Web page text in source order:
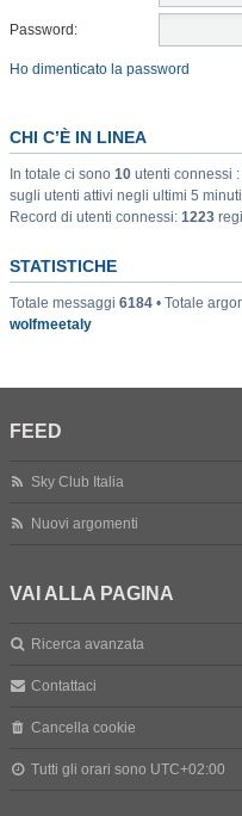
Password:
Ho dimenticato la password
CHI C’È IN LINEA
In totale ci sono 10 utenti connessi
sugli utenti attivi negli ultimi 5
Record di utenti connessi: 1223
STATISTICHE
Totale messaggi 6184 • Totale
wolfmeetaly
FEED
Sky Club Italia
Nuovi argomenti
VAI ALLA PAGINA
Ricerca avanzata
Contattaci
Cancella cookie
Tutti gli orari sono UTC+02:00